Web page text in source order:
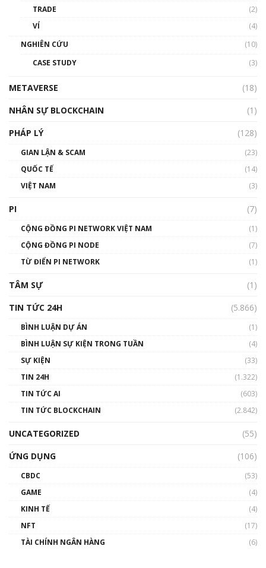
TRADE
(2)
VÍ
(4)
NGHIÊN CỨU
(10)
CASE STUDY
(3)
METAVERSE
(18)
NHÂN SỰ BLOCKCHAIN
(1)
PHÁP LÝ
(128)
GIAN LẬN & SCAM
(23)
QUỐC TẾ
(14)
VIỆT NAM
(3)
PI (7)
CỘNG ĐỒNG PI NETWORK VIỆT NAM
(1)
CỘNG ĐỒNG PI NODE
(7)
TỪ ĐIỂN PI NETWORK
(1)
TÂM SỰ
(1)
TIN TỨC 24H
(5.866)
BÌNH LUẬN DỰ ÁN
(1)
BÌNH LUẬN SỰ KIỆN TRONG TUẦN
(4)
SỰ KIỆN
(33)
TIN 24H
(1.322)
TIN TỨC AI
(603)
TIN TỨC BLOCKCHAIN
(2.842)
UNCATEGORIZED
(55)
ỨNG DỤNG
(106)
CBDC
(53)
GAME
(4)
KINH TẾ
(4)
NFT
(17)
TÀI CHÍNH NGÂN HÀNG
(6)